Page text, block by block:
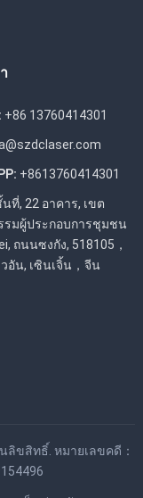
+86 13760414301
+8613760414301
ที่, 22 อาคาร, เขต
รมผู้ประกอบการชุมชน
ถนนซงกัง, 518105，
อัน, เซินเจิ้น，จีน
ลิขสิทธิ์. หมายเลขคดี：